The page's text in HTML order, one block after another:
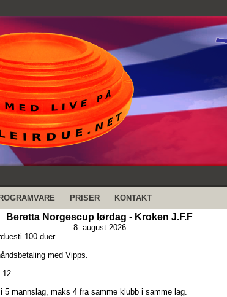
PRISER KONTAKT
Beretta Norgescup lørdag - Kroken J.F.F
8. august 2026
100 duer.
med Vipps.
12.
mannslag, maks 4 fra samme klubb i samme lag.